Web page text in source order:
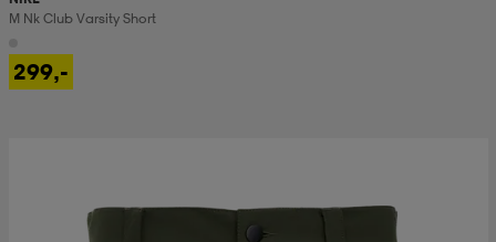
M Nk Club Varsity Short
299,-